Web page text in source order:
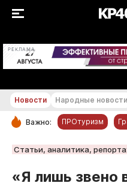
РЕКЛАМА
РУБРИКИ
Новости Народные новости
Важно: ПРОтуризм
Статьи, аналитика,
«Я лишь звено